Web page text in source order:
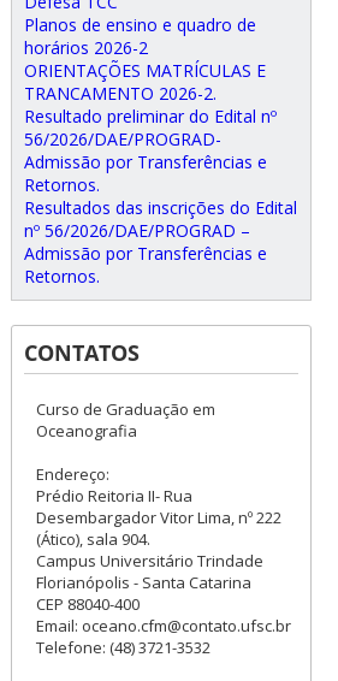
Planos de ensino e quadro de
horários 2026-2
ORIENTAÇÕES MATRÍCULAS E
TRANCAMENTO 2026-2.
Resultado preliminar do Edital nº
56/2026/DAE/PROGRAD-
Admissão por Transferências e
Retornos.
Resultados das inscrições do Edital
nº 56/2026/DAE/PROGRAD –
Admissão por Transferências e
Retornos.
CONTATOS
Curso de Graduação em
Oceanografia
Endereço:
Prédio Reitoria II- Rua
Desembargador Vitor Lima, nº 222
(Ático), sala 904.
Campus Universitário Trindade
Florianópolis - Santa Catarina
CEP 88040-400
Email: oceano.cfm@contato.ufsc.br
Telefone: (48) 3721-3532